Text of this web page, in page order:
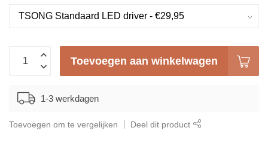
Toevoegen aan winkelwagen
1-3 werkdagen
Toevoegen om te vergelijken Deel dit product